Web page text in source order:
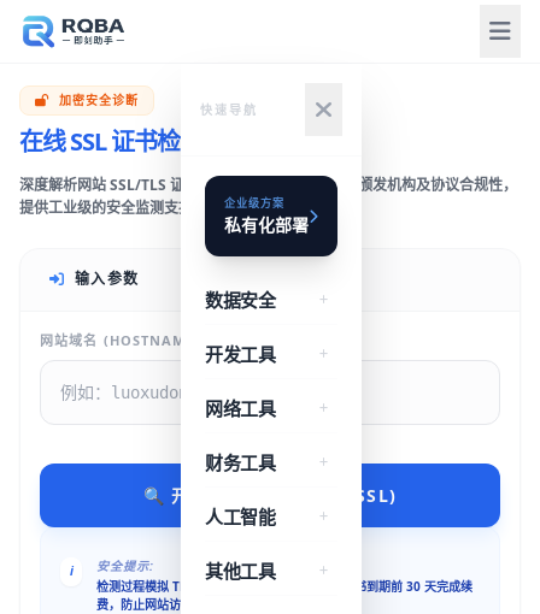
快速导航
企业级方案
私有化部署
数据安全
开发工具
网络工具
财务工具
人工智能
其他工具
加密安全诊断
在线 SSL 证书检测
深度解析网站 SSL/TLS 证书详情。实时监控有效期、颁发机构及协议合规性，
提供工业级的安全监测支持。
输入参数
网站域名 (HOSTNAME)
🔍 开始解析 (ANALYZE SSL)
i
安全提示:
检测过程模拟 TLS 握手，不影响业务。建议在证书到期前 30 天完成续
费，防止网站访问中断。